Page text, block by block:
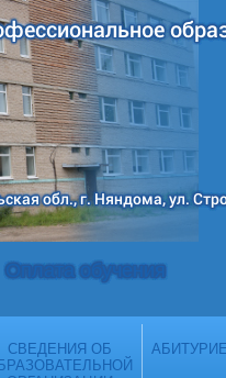
обл., г. Няндома, ул.
Оплата обучения
СВЕДЕНИЯ ОБ